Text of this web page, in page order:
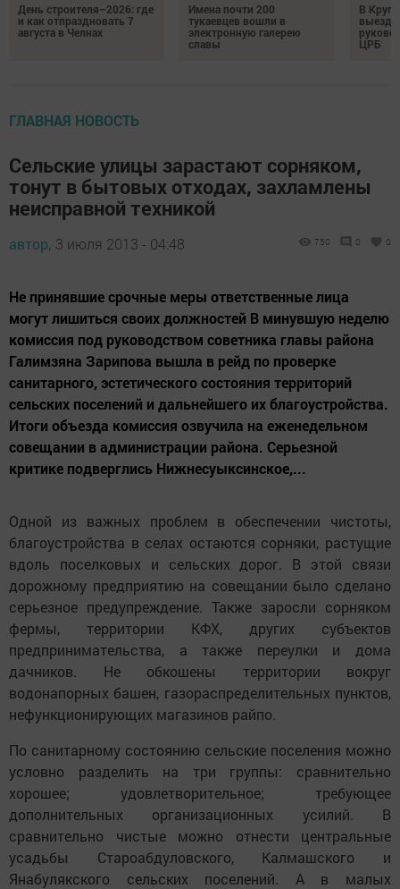
День строителя–2026: где
и как отпраздновать 7
августа в Челнах
Имена почти 200
тукаевцев вошли в
электронную галерею
славы
В
ЦРБ
ГЛАВНАЯ НОВОСТЬ
Сельские улицы зарастают сорняком,
тонут в бытовых отходах, захламлены
неисправной техникой
автор, 3 июля 2013 - 04:48 750 0 0
Не принявшие срочные меры ответственные лица
могут лишиться своих должностей В минувшую неделю
комиссия под руководством советника главы района
Галимзяна Зарипова вышла в рейд по проверке
санитарного, эстетического состояния территорий
сельских поселений и дальнейшего их благоустройства.
Итоги объезда комиссия озвучила на еженедельном
совещании в администрации района. Серьезной
критике подверглись Нижнесуыксинское,...
Одной из важных проблем в обеспечении чистоты,
благоустройства в селах остаются сорняки, растущие
вдоль поселковых и сельских дорог. В этой связи
дорожному предприятию на совещании было сделано
серьезное предупреждение. Также заросли сорняком
фермы, территории КФХ, других субъектов
предпринимательства, а также переулки и дома
дачников. Не обкошены территории вокруг
водонапорных башен, газораспределительных пунктов,
нефункционирующих магазинов райпо.
По санитарному состоянию сельские поселения можно
условно разделить на три группы: сравнительно
хорошее; удовлетворительное; требующее
дополнительных организационных усилий. В
сравнительно чистые можно отнести центральные
усадьбы Староабдуловского, Калмашского и
Янабулякского сельских поселений. А в малых